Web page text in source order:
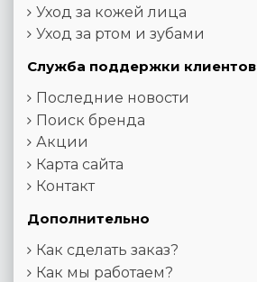
Уход за кожей лица
Уход за ртом и зубами
Служба поддержки клиентов
Последние новости
Поиск бренда
Акции
Карта сайта
Контакт
Дополнительно
Как сделать заказ?
Как мы работаем?